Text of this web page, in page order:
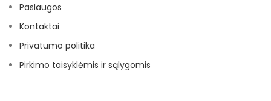
Paslaugos
Kontaktai
Privatumo politika
Pirkimo taisyklėmis ir sąlygomis